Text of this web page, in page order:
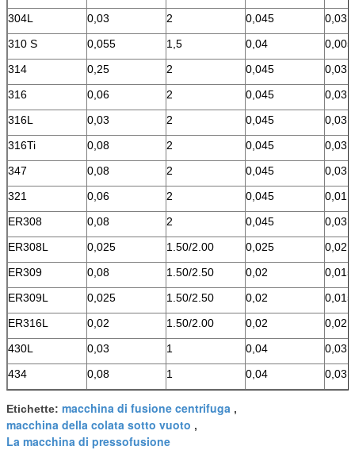
304L
0,03 2 0,045
0,03
310 S
0,055 1,5 0,04
0,005
314
0,25 2 0,045
0,03
316
0,06 2 0,045
0,03
316L
0,03 2 0,045
0,03
316Ti
0,08 2 0,045
0,03
347
0,08 2 0,045
0,03
321
0,06 2 0,045
0,01
ER308
0,08 2 0,045
0,03
ER308L
0,025 1.50/2.00 0,025
0,02
ER309
0,08 1.50/2.50 0,02
0,015
ER309L
0,025 1.50/2.50 0,02
0,015
ER316L
0,02 1.50/2.00 0,02
0,02
430L
0,03 1 0,04
0,03
434
0,08 1 0,04 0,03
Etichette: macchina di fusione centrifuga ,
macchina della colata sotto vuoto ,
La macchina di pressofusione